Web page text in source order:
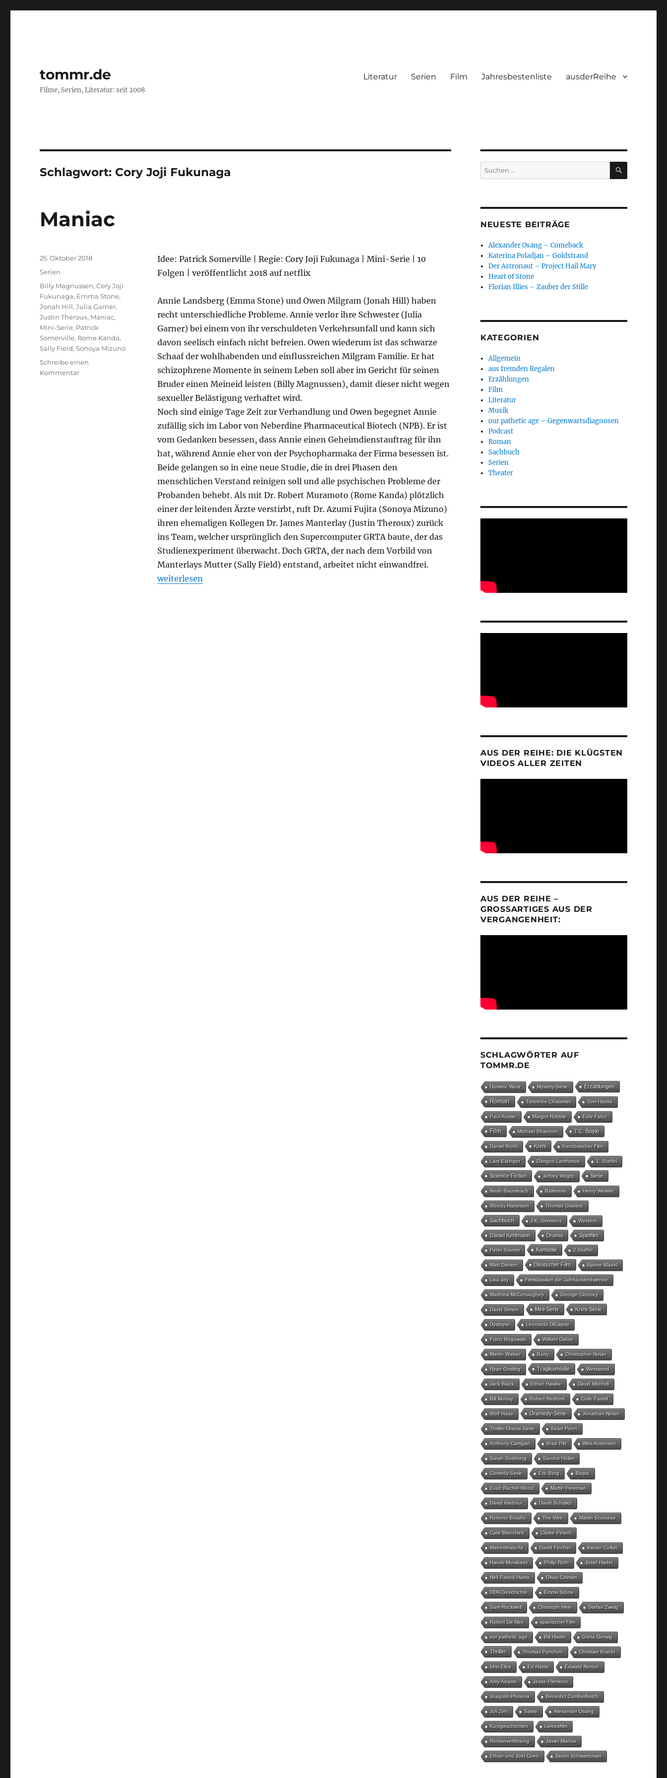
tommr.de
Filme, Serien, Literatur: seit 2008
Literatur Serien Film Jahresbestenliste ausderReihe
Schlagwort: Cory Joji Fukunaga
Maniac
Idee: Patrick Somerville | Regie: Cory Joji Fukunaga | Mini-Serie | 10
Folgen | veröffentlicht 2018 auf netflix
Annie Landsberg (Emma Stone) und Owen Milgram (Jonah Hill) haben
recht unterschiedliche Probleme. Annie verlor ihre Schwester (Julia
Garner) bei einem von ihr verschuldeten Verkehrsunfall und kann sich
davon seelisch einfach nicht befreien. Owen wiederum ist das schwarze
Schaaf der wohlhabenden und einflussreichen Milgram Familie. Er hat
schizophrene Momente in seinem Leben soll aber im Gericht für seinen
Bruder einen Meineid leisten (Billy Magnussen), damit dieser nicht wegen
sexueller Belästigung verhaftet wird.
Noch sind einige Tage Zeit zur Verhandlung und Owen begegnet Annie
zufällig sich im Labor von Neberdine Pharmaceutical Biotech (NPB). Er ist
vom Gedanken besessen, dass Annie einen Geheimdienstauftrag für ihn
hat, während Annie eher von der Psychopharmaka der Firma besessen ist.
Beide gelangen so in eine neue Studie, die in drei Phasen den
menschlichen Verstand reinigen soll und alle psychischen Probleme der
Probanden behebt. Als mit Dr. Robert Muramoto (Rome Kanda) plötzlich
einer der leitenden Ärzte verstirbt, ruft Dr. Azumi Fujita (Sonoya Mizuno)
ihren ehemaligen Kollegen Dr. James Manterlay (Justin Theroux) zurück
ins Team, welcher ursprünglich den Supercomputer GRTA baute, der das
Studienexperiment überwacht. Doch GRTA, der nach dem Vorbild von
Manterlays Mutter (Sally Field) entstand, arbeitet nicht einwandfrei.
„Maniac“
weiterlesen
Veröffentlicht
25. Oktober 2018
Kategorien
Serien
Schlagwörter
Billy Magnussen,Cory Joji
Fukunaga, Emma Stone,
Jonah Hill,Julia Garner,
Justin Theroux, Maniac,
Mini-Serie, Patrick
Somerville, Rome Kanda,
Sally Field,Sonoya Mizuno
Schreibe einen
Kommentarzu
Suchen
nach:
SUCHEN
NEUESTE BEITRÄGE
Alexander Osang – Comeback
Katerina Poladjan – Goldstrand
Der Astronaut – Project Hail Mary
Heart of Stone
Florian Illies – Zauber der Stille
KATEGORIEN
Allgemein
aus fremden Regalen
Erzählungen
Film
Literatur
Musik
our pathetic age – Gegenwartsdiagnosen
Podcast
Roman
Sachbuch
Serien
Theater
AUS DER REIHE: DIE KLÜGSTEN
VIDEOS ALLER ZEITEN
AUS DER REIHE –
GROSSARTIGES AUS DER V
ERGANGENHEIT:
SCHLAGWÖRTER AUF
TOMMR.DE
Dominic West Mystery-Serie Erzählungen
Roman Timothée Chalamet Tom Hanks
Paul Auster Margot Robbie Edie Falco
Film Michael Shannon T.C. Boyle
Daniel Brühl Krimi französischer Film
Lars Eidinger Giorgos Lanthimos 1. Staffel
Science Fiction Jeffrey Wright Serie
Noah Baumbach Baltimore Henry Winkler
Woody Harrelson Thomas Glavinic
Sachbuch J.K. Simmons Western
Daniel Kehlmann Drama Spielfilm
Peter Stamm Komödie 2.Staffel
Matt Damon Deutscher Film Bjarne Mädel
Lisa Joy Filmklassiker der Jahrtausendwende
Matthew McConaughey George Clooney
David Simon Mini-Serie Krimi-Serie
Dystopie Leonardo DiCaprio
Franz Rogowski William Dafoe
Martin Walser Barry Christopher Nolan
Ryan Gosling Tragikomödie Westworld
Jack Black Ethan Hawke David Mitchell
Bill Murray Robert Redford Colin Farrell
Wolf Haas Dramedy-Serie Jonathan Nolan
Thriller-Drama Serie Sean Penn
Anthony Carrigan Brad Pitt Wes Anderson
Sarah Goldberg Sandra Hüller
Comedy-Serie Eric Berg Biopic
Evan Rachel Wood Martin Freeman
David Harbour David Schalko
Roberto Bolaño The Wire Martin Scorsese
Cate Blanchett Clarke Peters
Mahershala Ali David Fincher Kieran Culkin
Haruki Murakami Philip Roth Josef Hader
Neil Patrick Harris Olivia Colman
DDR-Geschichte Emma Stone
Sam Rockwell Christoph Hein Stefan Zweig
Robert De Niro spanischer Film
our pathetic age Bill Hader Greta Gerwig
Thriller Thomas Pynchon Christian Kracht
Idris Elba Ed Harris Edward Norton
Amy Adams Jesse Plemons
Joaquim Phoenix Benedict Cumberbatch
Juli Zeh Satire Alexander Osang
Kurzgeschichten Liebesfilm
Romanverfilmung Javier Marías
Ethan und Joel Coen Jason Schwartzman